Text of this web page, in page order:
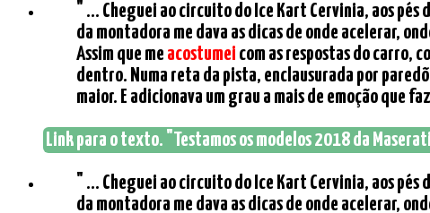
" ... Cheguei ao circuito do Ice Kart Cervinia, aos
da montadora me dava as dicas de onde acelerar,
Assim que me acostumei com as respostas do carro,
dentro. Numa reta da pista, enclausurada por
maior. E adicionava um grau a mais de emoção
Link para o texto. "Testamos os modelos 2018 da
" ... Cheguei ao circuito do Ice Kart Cervinia, aos
da montadora me dava as dicas de onde acelerar,